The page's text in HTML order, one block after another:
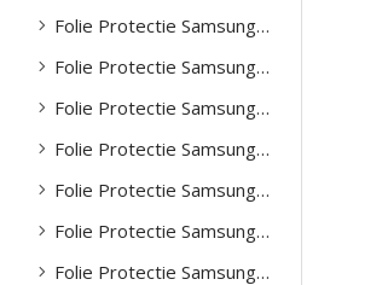
Folie Protectie Samsung S23
Folie Protectie Samsung S24
Folie Protectie Samsung S24 Plus
Folie Protectie Samsung S24 Ultra
Folie Protectie Samsung S25
Folie Protectie Samsung S25 Plus
Folie Protectie Samsung S25 Ultra